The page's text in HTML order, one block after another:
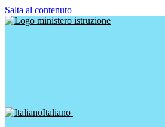
Salta al contenuto
Italiano